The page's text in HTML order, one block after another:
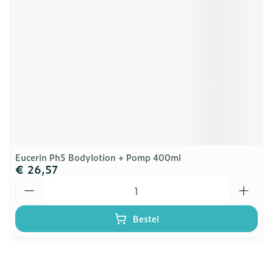
Eucerin Ph5 Bodylotion + Pomp 400ml
€ 26,57
Bestel